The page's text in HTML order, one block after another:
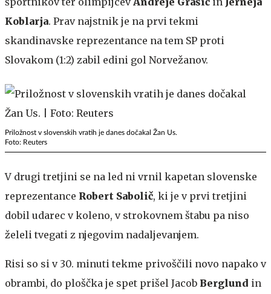
Koblarja. Prav najstnik je na prvi tekmi
skandinavske reprezentance na tem SP proti
Slovakom (1:2) zabil edini gol Norvežanov.
Priložnost v slovenskih vratih je danes dočakal Žan Us.
Foto: Reuters
V drugi tretjini se na led ni vrnil kapetan slovenske
reprezentance Robert Sabolič, ki je v prvi tretjini
dobil udarec v koleno, v strokovnem štabu pa niso
želeli tvegati z njegovim nadaljevanjem.
Risi so si v 30. minuti tekme privoščili novo napako v
obrambi, do ploščka je spet prišel Jacob Berglund in